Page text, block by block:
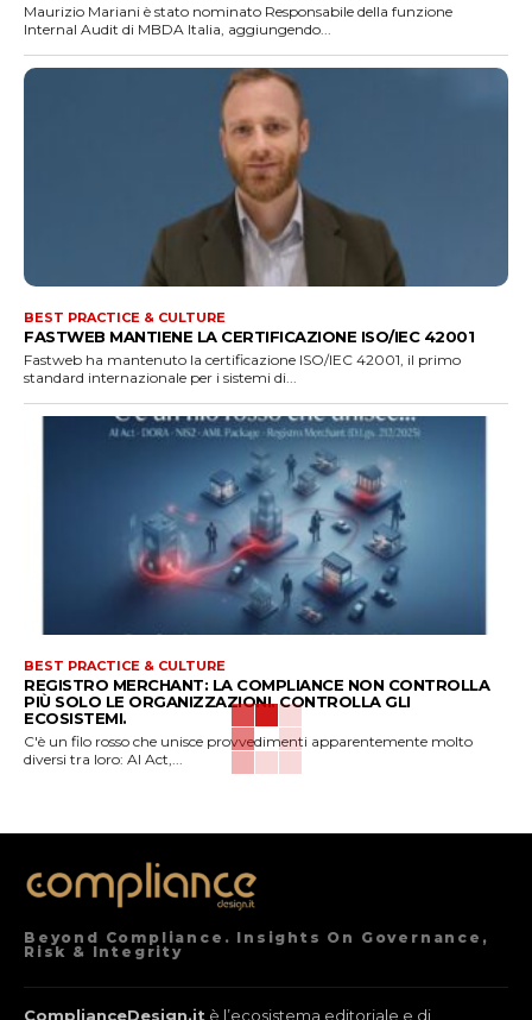
Maurizio Mariani è stato nominato Responsabile della funzione
Internal Audit di MBDA Italia, aggiungendo...
BEST PRACTICE & CULTURE
FASTWEB MANTIENE LA CERTIFICAZIONE ISO/IEC 42001
Fastweb ha mantenuto la certificazione ISO/IEC 42001, il primo
standard internazionale per i sistemi di...
BEST PRACTICE & CULTURE
REGISTRO MERCHANT: LA COMPLIANCE NON CONTROLLA
PIÙ SOLO LE ORGANIZZAZIONI. CONTROLLA GLI
ECOSISTEMI.
C'è un filo rosso che unisce provvedimenti apparentemente molto
diversi tra loro: AI Act,...
Beyond Compliance. Insights On Governance,
Risk & Integrity
ComplianceDesign.it è l’ecosistema editoriale e di